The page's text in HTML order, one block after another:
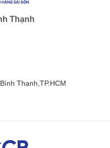
Thạnh
Thạnh,TP.HCM